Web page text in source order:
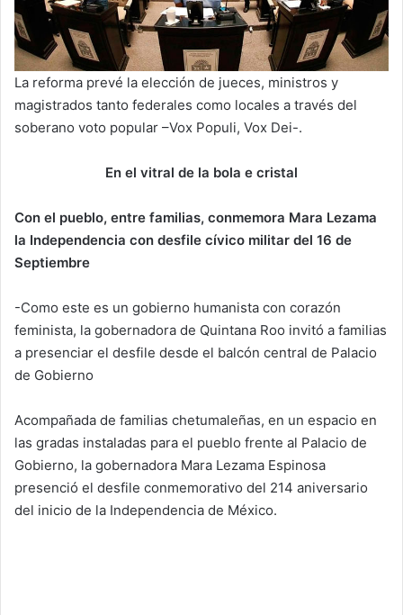
La reforma prevé la elección de jueces, ministros y
magistrados tanto federales como locales a través del
soberano voto popular –Vox Populi, Vox Dei-.
En el vitral de la bola e cristal
Con el pueblo, entre familias, conmemora Mara Lezama
la Independencia con desfile cívico militar del 16 de
Septiembre
-Como este es un gobierno humanista con corazón
feminista, la gobernadora de Quintana Roo invitó a familias
a presenciar el desfile desde el balcón central de Palacio
de Gobierno
Acompañada de familias chetumaleñas, en un espacio en
las gradas instaladas para el pueblo frente al Palacio de
Gobierno, la gobernadora Mara Lezama Espinosa
presenció el desfile conmemorativo del 214 aniversario
del inicio de la Independencia de México.